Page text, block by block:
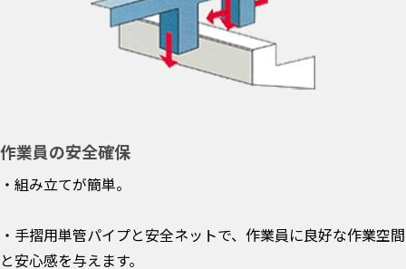
作業員の安全確保
・組み立てが簡単。
・手摺用単管パイプと安全ネットで、作業員に良好な作業空間
と安心感を与えます。